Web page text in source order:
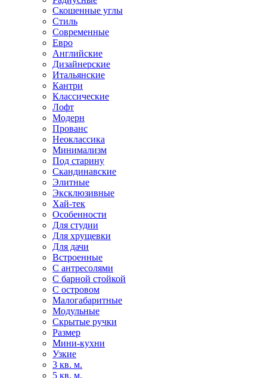
Скошенные углы
Стиль
Современные
Евро
Английские
Дизайнерские
Итальянские
Кантри
Классические
Лофт
Модерн
Прованс
Неоклассика
Минимализм
Под старину
Скандинавские
Элитные
Эксклюзивные
Хай-тек
Особенности
Для студии
Для хрущевки
Для дачи
Встроенные
С антресолями
С барной стойкой
С островом
Малогабаритные
Модульные
Скрытые ручки
Размер
Мини-кухни
Узкие
3 кв. м.
5 кв. м.